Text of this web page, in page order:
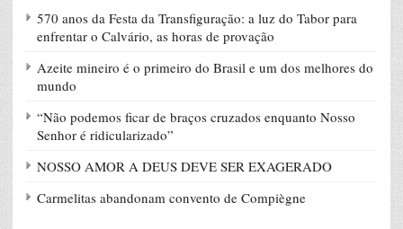
570 anos da Festa da Transfiguração: a luz do Tabor para
enfrentar o Calvário, as horas de provação
Azeite mineiro é o primeiro do Brasil e um dos melhores do
mundo
“Não podemos ficar de braços cruzados enquanto Nosso
Senhor é ridicularizado”
NOSSO AMOR A DEUS DEVE SER EXAGERADO
Carmelitas abandonam convento de Compiègne